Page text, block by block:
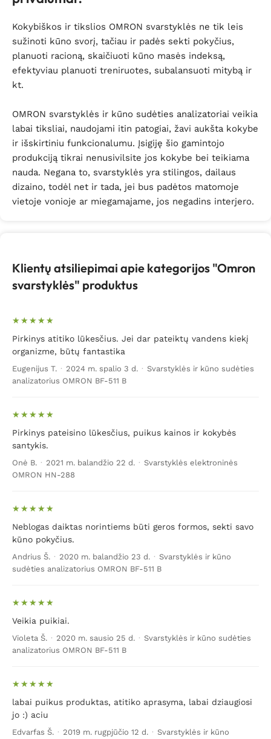
Kokybiškos ir tikslios OMRON svarstyklės ne tik leis
sužinoti kūno svorį, tačiau ir padės sekti pokyčius,
planuoti racioną, skaičiuoti kūno masės indeksą,
efektyviau planuoti treniruotes, subalansuoti mitybą ir
kt.
OMRON svarstyklės ir kūno sudėties analizatoriai veikia
labai tiksliai, naudojami itin patogiai, žavi aukšta kokybe
ir išskirtiniu funkcionalumu. Įsigiję šio gamintojo
produkciją tikrai nenusivilsite jos kokybe bei teikiama
nauda. Negana to, svarstyklės yra stilingos, dailaus
dizaino, todėl net ir tada, jei bus padėtos matomoje
vietoje vonioje ar miegamajame, jos negadins interjero.
Klientų atsiliepimai apie kategorijos "Omron
svarstyklės" produktus
Pirkinys atitiko lūkesčius. Jei dar pateiktų vandens kiekį
organizme, būtų fantastika
Eugenijus T. · 2024 m. spalio 3 d. · Svarstyklės ir kūno sudėties
analizatorius OMRON BF-511 B
Pirkinys pateisino lūkesčius, puikus kainos ir kokybės
santykis.
Onė B. · 2021 m. balandžio 22 d. · Svarstyklės elektroninės
OMRON HN-288
Neblogas daiktas norintiems būti geros formos, sekti savo
kūno pokyčius.
Andrius Š. · 2020 m. balandžio 23 d. · Svarstyklės ir kūno
sudėties analizatorius OMRON BF-511 B
Veikia puikiai.
Violeta Š. · 2020 m. sausio 25 d. · Svarstyklės ir kūno sudėties
analizatorius OMRON BF-511 B
labai puikus produktas, atitiko aprasyma, labai dziaugiosi
jo :) aciu
Edvarfas Š. · 2019 m. rugpjūčio 12 d. · Svarstyklės ir kūno